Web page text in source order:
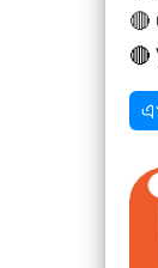
🔴
🔴